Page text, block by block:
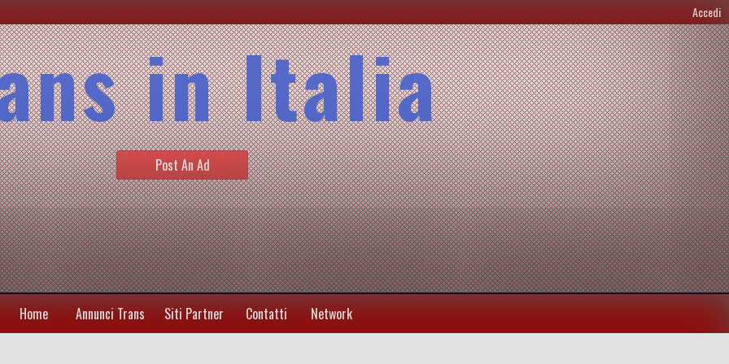
Accedi
in Italia
Post An Ad
Home Annunci Trans Siti Partner Contatti Network